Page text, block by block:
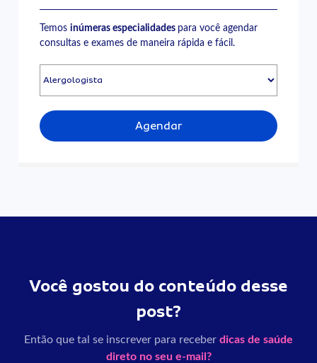
Temosinúmeras especialidades para você agendar
consultas e exames de maneira rápida e fácil.
Agendar
Você gostou do conteúdo desse
post?
Então que tal se inscrever para receber dicas de saúde
direto no seu e-mail?